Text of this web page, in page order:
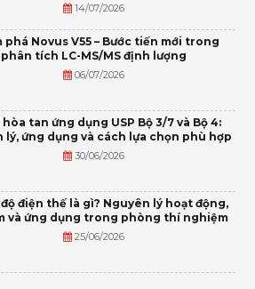
14/07/2026
phá Novus V55 – Bước tiến mới trong
phân tích LC-MS/MS định lượng
06/07/2026
tan ứng dụng USP Bộ 3/7 và Bộ 4:
lý, ứng dụng và cách lựa chọn phù hợp
30/06/2026
điện thế là gì? Nguyên lý hoạt động,
và ứng dụng trong phòng thí nghiệm
25/06/2026